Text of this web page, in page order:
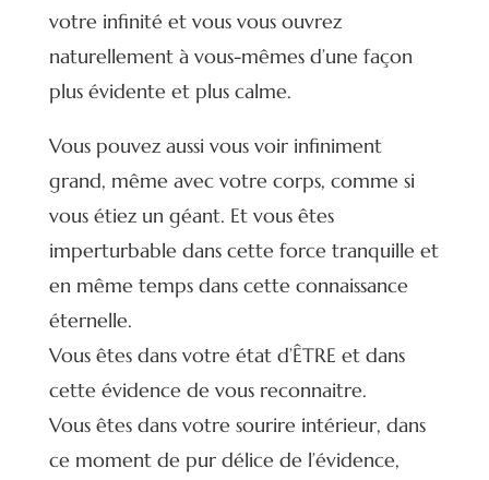
votre infinité et vous vous ouvrez
naturellement à vous-mêmes d’une façon
plus évidente et plus calme.
Vous pouvez aussi vous voir infiniment
grand, même avec votre corps, comme si
vous étiez un géant. Et vous êtes
imperturbable dans cette force tranquille et
en même temps dans cette connaissance
éternelle.
Vous êtes dans votre état d’ÊTRE et dans
cette évidence de vous reconnaitre.
Vous êtes dans votre sourire intérieur, dans
ce moment de pur délice de l’évidence,